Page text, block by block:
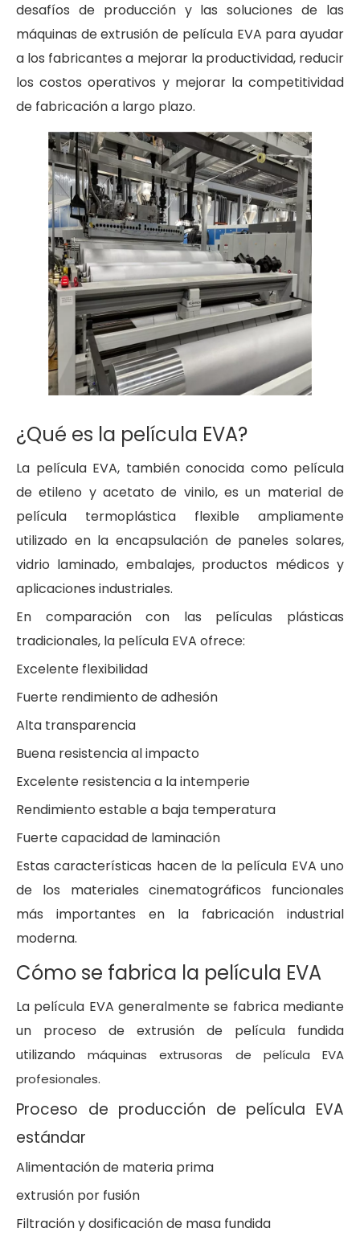
desafíos de producción y las soluciones de las
máquinas de extrusión de película EVA para ayudar
a los fabricantes a mejorar la productividad, reducir
los costos operativos y mejorar la competitividad
de fabricación a largo plazo.
¿Qué es la película EVA?
La película EVA, también conocida como película
de etileno y acetato de vinilo, es un material de
película termoplástica flexible ampliamente
utilizado en la encapsulación de paneles solares,
vidrio laminado, embalajes, productos médicos y
aplicaciones industriales.
En comparación con las películas plásticas
tradicionales, la película EVA ofrece:
Excelente flexibilidad
Fuerte rendimiento de adhesión
Alta transparencia
Buena resistencia al impacto
Excelente resistencia a la intemperie
Rendimiento estable a baja temperatura
Fuerte capacidad de laminación
Estas características hacen de la película EVA uno
de los materiales cinematográficos funcionales
más importantes en la fabricación industrial
moderna.
Cómo se fabrica la película EVA
La película EVA generalmente se fabrica mediante
un proceso de extrusión de película fundida
utilizandomáquinas extrusoras de película EVA
profesionales.
Proceso de producción de película EVA
estándar
Alimentación de materia prima
extrusión por fusión
Filtración y dosificación de masa fundida